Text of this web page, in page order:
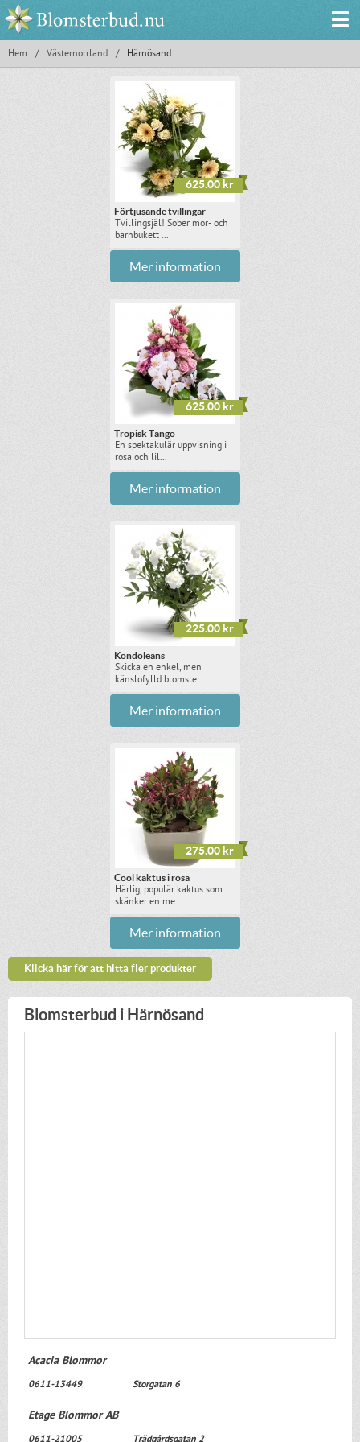
Hem / Västernorrland / Härnösand
Förtjusande tvillingar
Tvillingsjäl! Sober mor- och
barnbukett ...
625.00 kr
Mer information
Tropisk Tango
En spektakulär uppvisning i
rosa och lil...
625.00 kr
Mer information
Kondoleans
Skicka en enkel, men
känslofylld blomste...
225.00 kr
Mer information
Cool kaktus i rosa
Härlig, populär kaktus som
skänker en me...
275.00 kr
Mer information
Klicka här för att hitta fler produkter
Blomsterbud i Härnösand
Acacia Blommor
0611-13449 Storgatan 6
Etage Blommor AB